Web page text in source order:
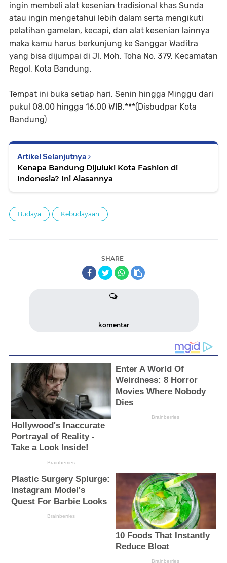
ingin membeli alat kesenian tradisional khas Sunda
atau ingin mengetahui lebih dalam serta mengikuti
pelatihan gamelan, kecapi, dan alat kesenian lainnya
maka kamu harus berkunjung ke Sanggar Waditra
yang bisa dijumpai di Jl. Moh. Toha No. 379, Kecamatan
Regol, Kota Bandung.
Tempat ini buka setiap hari, Senin hingga Minggu dari
pukul 08.00 hingga 16.00 WIB.***(Disbudpar Kota
Bandung)
Artikel Selanjutnya
Kenapa Bandung Dijuluki Kota Fashion di
Indonesia? Ini Alasannya
Budaya Kebudayaan
SHARE
komentar